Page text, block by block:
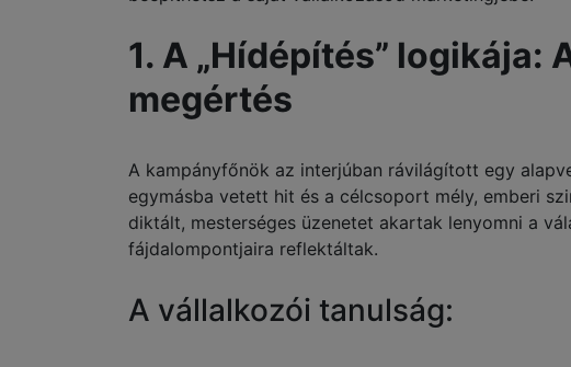
1. A „Hídépítés” logikája:
megértés
A kampányfőnök az interjúban rávilágított egy
egymásba vetett hit és a célcsoport mély, emberi
diktált, mesterséges üzenetet akartak lenyomni a
fájdalompontjaira reflektáltak.
A vállalkozói tanulság: